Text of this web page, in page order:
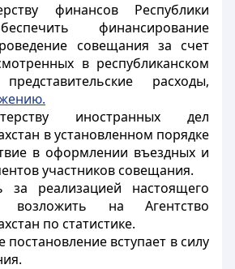
финансов Республики
финансирование
совещания за счет
в республиканском
расходы,
иностранных дел
в установленном порядке
в оформлении въездных и
участников совещания.
за реализацией настоящего
возложить на Агентство
по статистике.
постановление вступает в силу